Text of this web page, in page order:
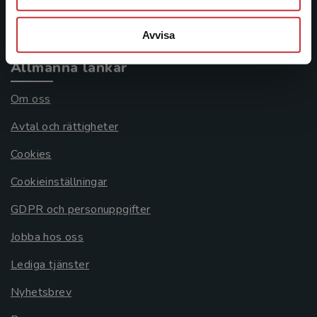
Avvisa
Allmänna länkar
Om oss
Avtal och rättigheter
Cookies
Cookieinställningar
GDPR och personuppgifter
Jobba hos oss
Lediga tjänster
Nyhetsbrev